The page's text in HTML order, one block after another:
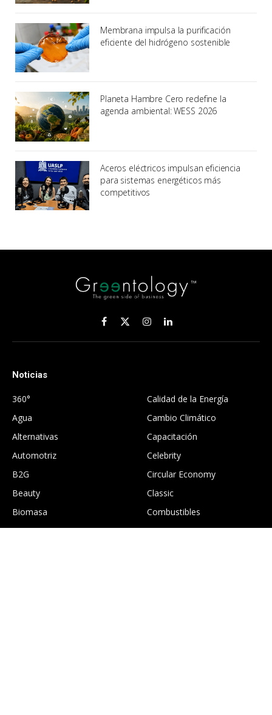
Membrana impulsa la purificación
eficiente del hidrógeno sostenible
Planeta Hambre Cero redefine la
agenda ambiental: WESS 2026
Aceros eléctricos impulsan eficiencia
para sistemas energéticos más
competitivos
Facebook
X
(Twitter)
InstagramLinkedIn
Noticias
360°
Agua
Alternativas
Automotriz
B2G
Beauty
Biomasa
Calidad de la Energía
Cambio Climático
Capacitación
Celebrity
Circular Economy
Classic
Combustibles